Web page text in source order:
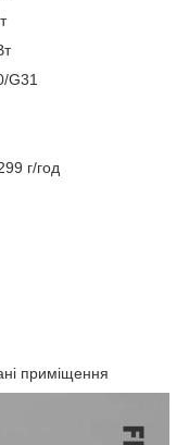
G31
г/год
приміщення